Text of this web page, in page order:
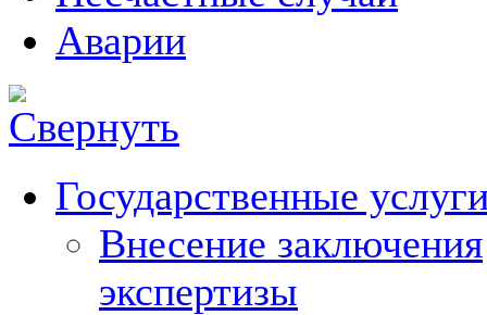
Аварии
Государственные
Внесение заключения
экспертизы